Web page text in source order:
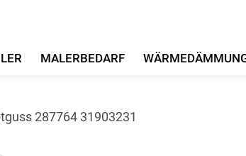
MALERBEDARF
287764 31903231